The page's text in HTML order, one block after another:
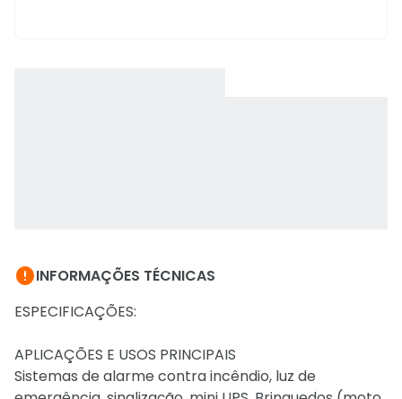
INFORMAÇÕES TÉCNICAS
ESPECIFICAÇÕES:
APLICAÇÕES E USOS PRINCIPAIS
Sistemas de alarme contra incêndio, luz de